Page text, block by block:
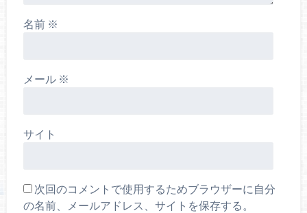
名前 ※
メール ※
サイト
次回のコメントで使用するためブラウザーに自分
の名前、メールアドレス、サイトを保存する。